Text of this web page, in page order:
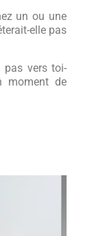
un ou une
elle pas
pas vers toi-
moment de